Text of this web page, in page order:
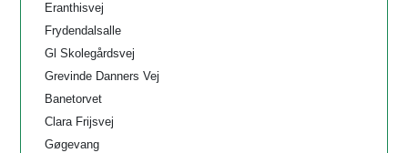
Eranthisvej
Frydendalsalle
Gl Skolegårdsvej
Grevinde Danners Vej
Banetorvet
Clara Frijsvej
Gøgevang